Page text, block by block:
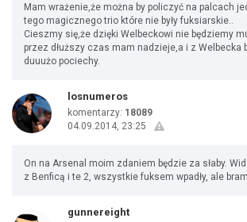
Mam wrażenie,że można by policzyć na palcach
tego magicznego trio które nie były fuksiarskie..
Cieszmy się,że dzięki Welbeckowi nie będziemy
przez dłuższy czas mam nadzieje,a i z Welbecka
duuużo pociechy.
losnumeros
komentarzy: 18089
04.09.2014, 23:25
On na Arsenal moim zdaniem będzie za słaby.
z Benficą i te 2, wszystkie fuksem wpadły, ale
gunnereight